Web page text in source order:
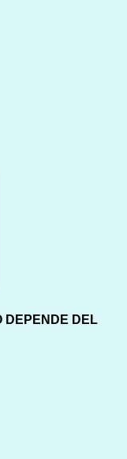
DEPENDE DEL